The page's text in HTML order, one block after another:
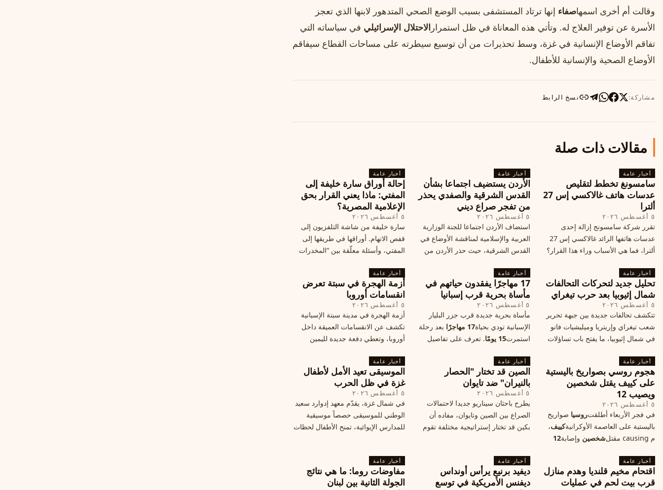
وقالت أم أخرى اسمهاصفاء إنها ترتاد المستشفى بسبب الوضع الصحي المتدهور لابنها الذي تعجز
الأسرة عن توفير العلاج له. وتأتي هذه المعاناة في ظل استمرار الاحتلال الإسرائيلي في سياساته التي
تفاقم الأوضاع الإنسانية في غزة، وسط تحذيرات من أن توسيع سيطرته على مساحات القطاع سيفاقم
الأوضاع الصحية والإنسانية للأطفال.
مشاركة: نسخ الرابط
مقالات ذات صلة
أخبار عامة
سامسونغ تخطط لتقليص
عدسات هاتف غالاكسي إس 27
ألترا
٥ أغسطس ٢٠٢٦
تقرر شركة سامسونج إزالة إحدى
عدسات هاتفها الرائد غالاكسي إس 27
ألترا، فما هي الأسباب وراء هذا القرار؟
الأندرويد الأغلى في السوق؟
أخبار عامة
الأردن يستضيف اجتماعا بشأن
القدس الشرقية والصفدي يحذر
من تفجر صراع ديني
٥ أغسطس ٢٠٢٦
استضاف الأردن اجتماعا للجنة الوزارية
العربية والإسلامية لمناقشة الأوضاع في
القدس الشرقية، حيث حذر الأردن من
الدول إلى الامتناع عن نقل سفاراتها إلى
القدس، ما يزيد التوتر في المنطقة
أخبار عامة
إحالة أوراق سارة خليفة إلى
المفتي: ماذا يعني القرار بحق
الإعلامية المصرية؟
٥ أغسطس ٢٠٢٦
سارة خليفة من شاشة التلفزيون إلى
قفص الاتهام. أوراقها في طريقها إلى
المفتي، وأسئلة معلّقة بين “المخدرات
أخبار عامة
تحليل جديد لتحركات التحالفات
شمال إثيوبيا بعد حرب تيغراي
٥ أغسطس ٢٠٢٦
تتكشف تحالفات جديدة بين جبهة تحرير
شعب تيغراي وإريتريا وميليشيات فانو
في شمال إثيوبيا، ما يفتح باب تساؤلات
الخريطة السياسية.
أخبار عامة
17 مهاجرًا يفقدون حياتهم في
مأساة بحرية قرب إسبانيا
٥ أغسطس ٢٠٢٦
مأساة بحرية جديدة قرب جزر البليار
الإسبانية تودي بحياة17 مهاجرًا
بعد رحلة
استمرت15 يومًا
. تعرف على تفاصيل
أخبار عامة
أزمة الهجرة في سبتة تعرض
انقسامات أوروبا
٥ أغسطس ٢٠٢٦
أزمة الهجرة في مدينة سبتة الإسبانية
تكشف عن الانقسامات العميقة داخل
أوروبا، وتعطي دفعة جديدة لليمين
الأوروبي لاستغلال هشاشة موقفه، فما
هي الآثار السياسية لهذه الأزمة؟
أخبار عامة
هجوم روسي بصواريخ باليستية
على كييف يقتل شخصين
ويصيب 12
٥ أغسطس ٢٠٢٦
في فجر الأربعاء أطلقتروسيا صواريخ
باليستية على العاصمة الأوكرانيةكييف،
م causing مقتل
شخصين وإصابة12
المدني. تفاصيل الهجوم وتداعياته.
أخبار عامة
الصين قد تختار "الحصار
بالنيران" ضد تايوان
٥ أغسطس ٢٠٢٦
يطرح باحثان سيناريو جديدا لاحتمالات
الصراع بين الصين وتايوان، مفاده أن
بكين قد تختار إستراتيجية مختلفة تقوم
"الحصار بالنيران
أخبار عامة
الموسيقى تعيد الأمل لأطفال
غزة في ظل الحرب
٥ أغسطس ٢٠٢٦
في شمال غزة، يقدّم معهد إدوارد سعيد
الوطني للموسيقى حصصاً موسيقية
للمدارس الإيوائية، تمنح الأطفال لحظات
أخبار عامة
اقتحام مخيم قلنديا وهدم منازل
قرب بيت لحم في عمليات
أخبار عامة
ديفيد برنيع يرأس أونداس
ديفنس الأمريكية في توسع
أخبار عامة
مفاوضات روما: ما هي نتائج
الجولة الثانية بين لبنان